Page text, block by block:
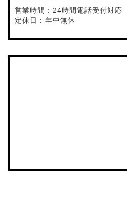
営業時間：24時間電話受付対応
定休日：年中無休